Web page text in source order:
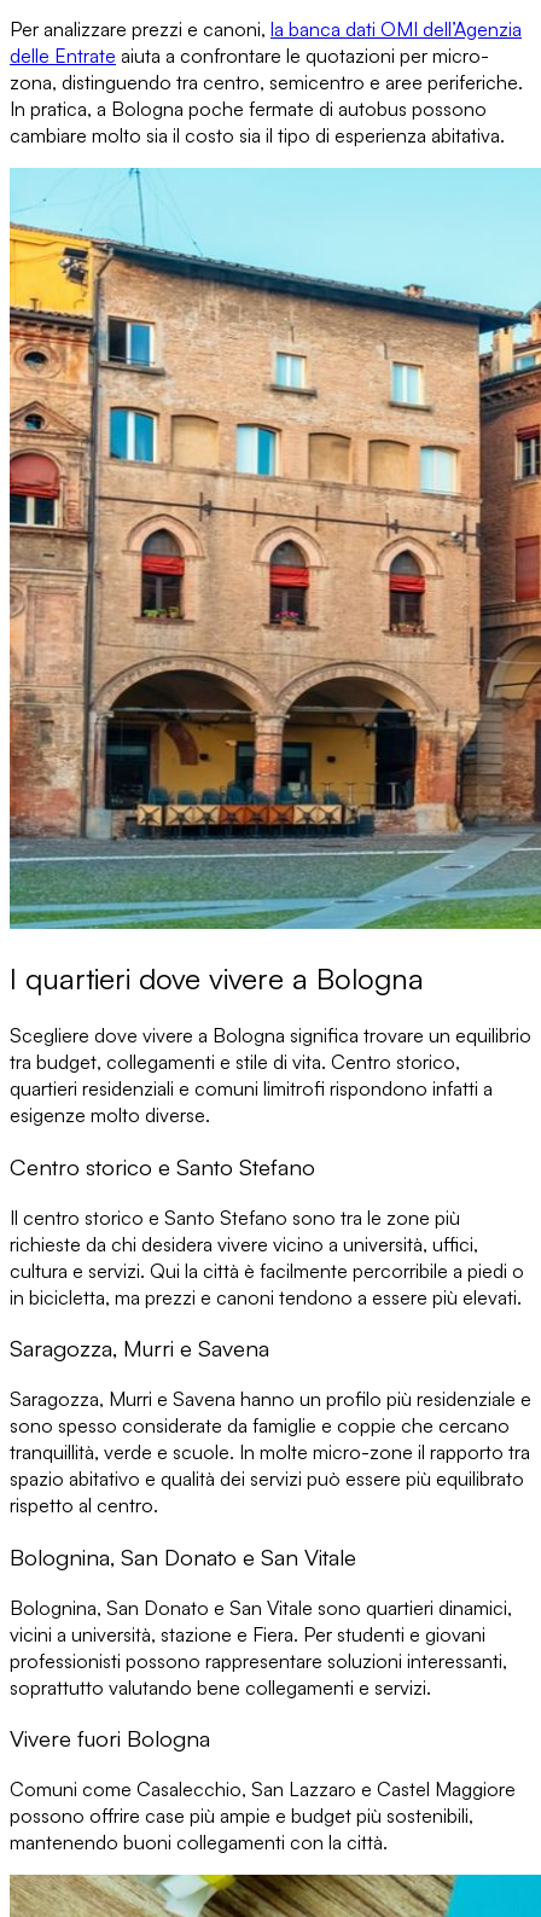
Per analizzare prezzi e canoni, la banca dati OMI dell’Agenzia
delle Entrate aiuta a confrontare le quotazioni per micro-
zona, distinguendo tra centro, semicentro e aree periferiche.
In pratica, a Bologna poche fermate di autobus possono
cambiare molto sia il costo sia il tipo di esperienza abitativa.
I quartieri dove vivere a Bologna
Scegliere dove vivere a Bologna significa trovare un equilibrio
tra budget, collegamenti e stile di vita. Centro storico,
quartieri residenziali e comuni limitrofi rispondono infatti a
esigenze molto diverse.
Centro storico e Santo Stefano
Il centro storico e Santo Stefano sono tra le zone più
richieste da chi desidera vivere vicino a università, uffici,
cultura e servizi. Qui la città è facilmente percorribile a piedi o
in bicicletta, ma prezzi e canoni tendono a essere più elevati.
Saragozza, Murri e Savena
Saragozza, Murri e Savena hanno un profilo più residenziale e
sono spesso considerate da famiglie e coppie che cercano
tranquillità, verde e scuole. In molte micro-zone il rapporto tra
spazio abitativo e qualità dei servizi può essere più equilibrato
rispetto al centro.
Bolognina, San Donato e San Vitale
Bolognina, San Donato e San Vitale sono quartieri dinamici,
vicini a università, stazione e Fiera. Per studenti e giovani
professionisti possono rappresentare soluzioni interessanti,
soprattutto valutando bene collegamenti e servizi.
Vivere fuori Bologna
Comuni come Casalecchio, San Lazzaro e Castel Maggiore
possono offrire case più ampie e budget più sostenibili,
mantenendo buoni collegamenti con la città.